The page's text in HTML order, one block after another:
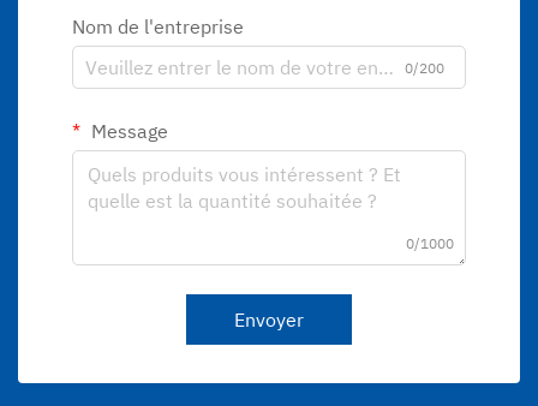
Nom de l'entreprise
0/200
Message
0/1000
Envoyer